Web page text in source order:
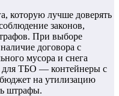
которую лучше доверять
законов,
При выборе
договора с
мусора и снега
для ТБО — контейнеры с
на утилизацию
штрафы.